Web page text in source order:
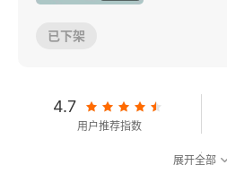
已下架
4.7
用户推荐指数
展开全部